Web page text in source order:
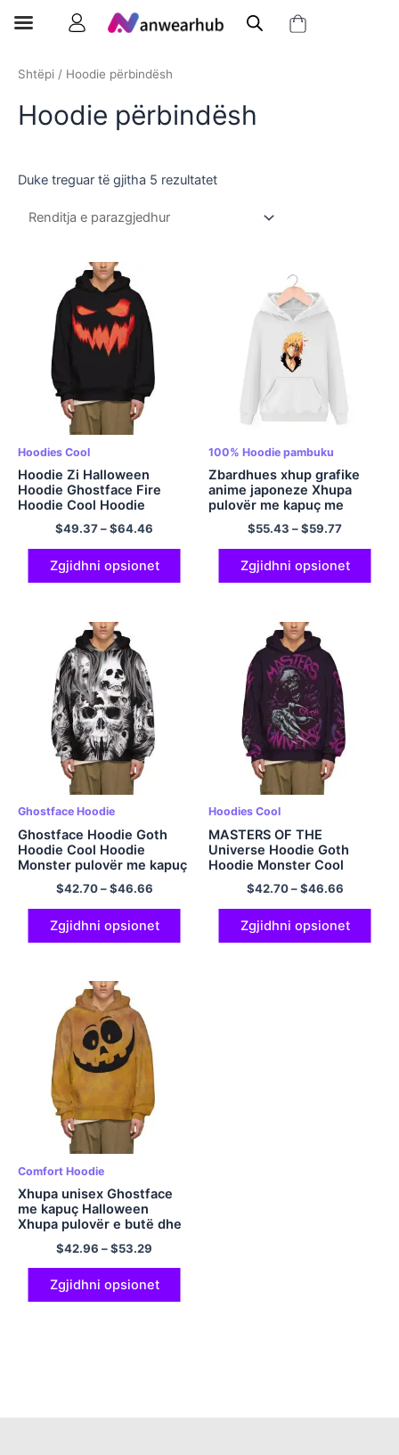
Shtëpi / Hoodie përbindësh
Hoodie përbindësh
Duke treguar të gjitha 5 rezultatet
Hoodies Cool
Hoodie Zi Halloween
Hoodie Ghostface Fire
Hoodie Cool Hoodie
$49.37–$64.46
Zgjidhni opsionet
100% Hoodie pambuku
Zbardhues xhup grafike
anime japoneze Xhupa
pulovër me kapuç me
përmasa të mëdha bluzë
me kapuç me kapuç
poliestër shumëngjyrësh
$55.43 –$59.77
Zgjidhni opsionet
Ghostface Hoodie
Ghostface Hoodie Goth
Hoodie Cool Hoodie
Monster pulovër me kapuç
poliestër
$42.70–$46.66
Zgjidhni opsionet
Hoodies Cool
MASTERS OF THE
Universe Hoodie Goth
Hoodie Monster Cool
Hoodie Pullover
$42.70–$46.66
Zgjidhni opsionet
Comfort Hoodie
Xhupa unisex Ghostface
me kapuç Halloween
Xhupa pulovër e butë dhe
e rehatshme
$42.96 –$53.29
Zgjidhni opsionet